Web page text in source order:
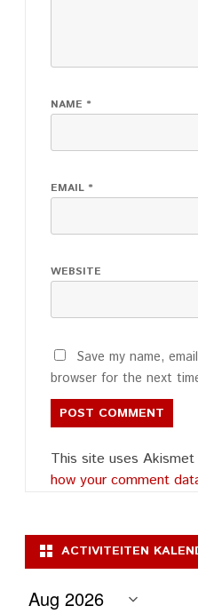
NAME *
EMAIL *
WEBSITE
Save my name,
browser for the next
This site uses
how your comment
ACTIVITEITEN